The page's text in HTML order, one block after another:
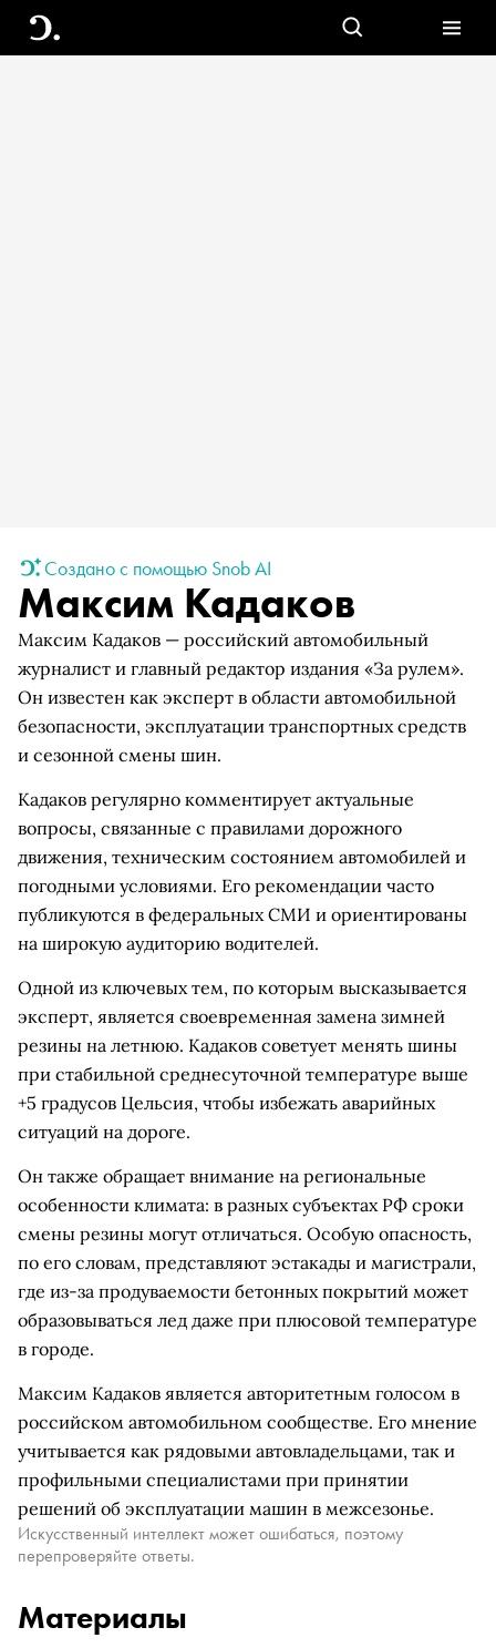
Создано с помощью Snob AI
Максим Кадаков
Максим Кадаков — российский автомобильный
журналист и главный редактор издания «За рулем».
Он известен как эксперт в области автомобильной
безопасности, эксплуатации транспортных средств
и сезонной смены шин.
Кадаков регулярно комментирует актуальные
вопросы, связанные с правилами дорожного
движения, техническим состоянием автомобилей и
погодными условиями. Его рекомендации часто
публикуются в федеральных СМИ и ориентированы
на широкую аудиторию водителей.
Одной из ключевых тем, по которым высказывается
эксперт, является своевременная замена зимней
резины на летнюю. Кадаков советует менять шины
при стабильной среднесуточной температуре выше
+5 градусов Цельсия, чтобы избежать аварийных
ситуаций на дороге.
Он также обращает внимание на региональные
особенности климата: в разных субъектах РФ сроки
смены резины могут отличаться. Особую опасность,
по его словам, представляют эстакады и магистрали,
где из-за продуваемости бетонных покрытий может
образовываться лед даже при плюсовой температуре
в городе.
Максим Кадаков является авторитетным голосом в
российском автомобильном сообществе. Его мнение
учитывается как рядовыми автовладельцами, так и
профильными специалистами при принятии
решений об эксплуатации машин в межсезонье.
Искусственный интеллект может ошибаться, поэтому
перепроверяйте ответы.
Материалы